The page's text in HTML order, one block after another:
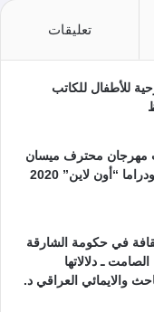
تعليقات
للأطفال للكاتب
مهرجان محترف ميسان
المسرحي الدولي للمونودراما “أون لاين” 2020
في حكومة الشارقة
ـ دلالاتها
والايمائي العراقي د.